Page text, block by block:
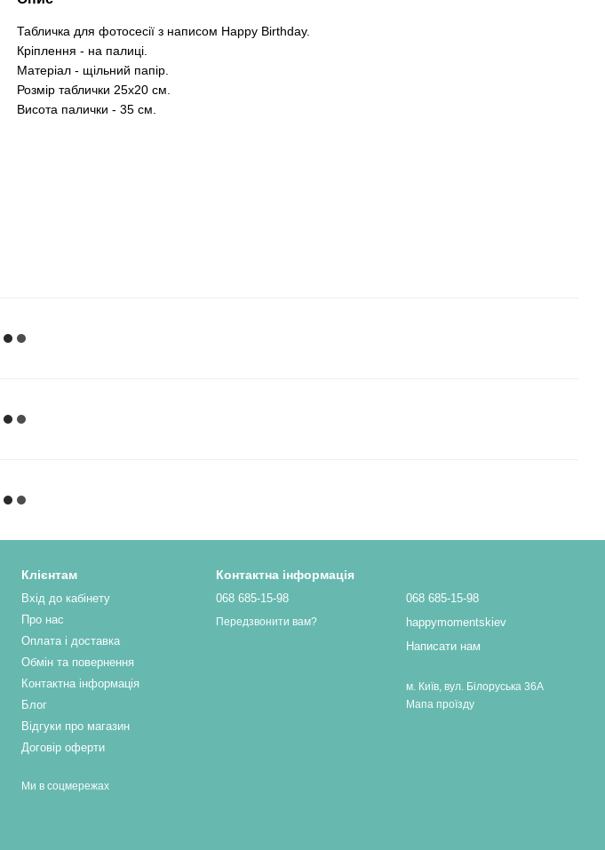
Табличка для фотосесії з написом Happy Birthday.
Кріплення - на палиці.
Матеріал - щільний папір.
Розмір таблички 25х20 см.
Висота палички - 35 см.
Клієнтам
Вхід до кабінету
Про нас
Оплата і доставка
Обмін та повернення
Контактна інформація
Блог
Відгуки про магазин
Договір оферти
Ми в соцмережах
Контактна інформація
068 685-15-98
Передзвонити вам?
068 685-15-98
happymomentskiev
Написати нам
м. Київ, вул. Білоруська 36А
Мапа проїзду